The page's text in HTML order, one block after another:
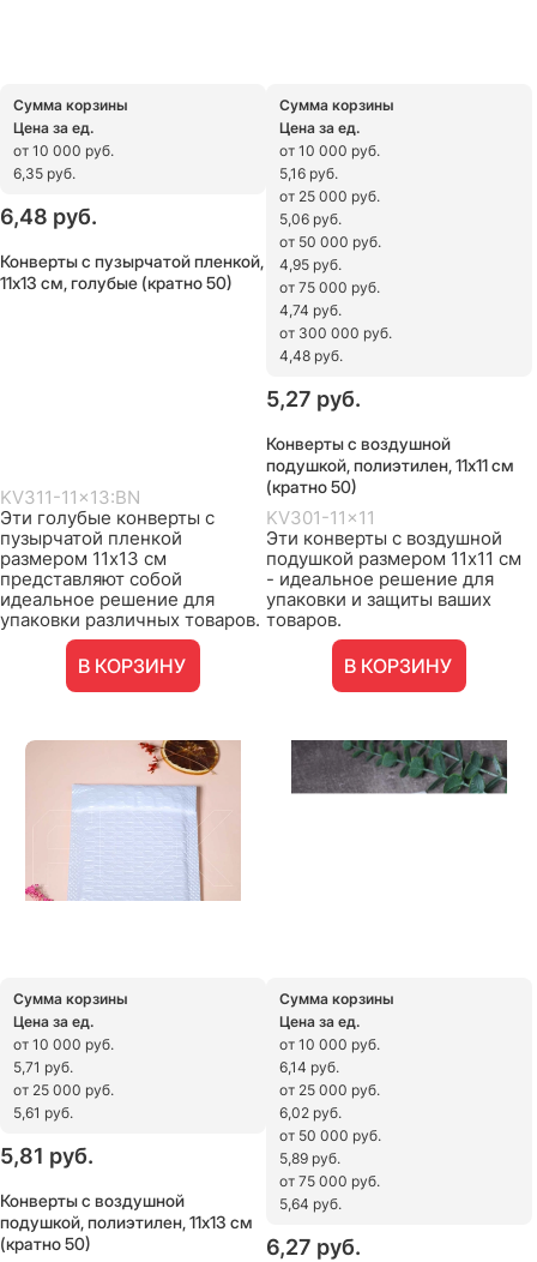
Сумма корзины
Цена за ед.
от 10 000 руб.
6,35 руб.
6,48 руб.
Конверты с пузырчатой пленкой,
11х13 см, голубые (кратно 50)
KV311-11x13:BN
Эти голубые конверты с
пузырчатой пленкой
размером 11х13 см
представляют собой
идеальное решение для
упаковки различных товаров.
В КОРЗИНУ
Сумма корзины
Цена за ед.
от 10 000 руб.
5,16 руб.
от 25 000 руб.
5,06 руб.
от 50 000 руб.
4,95 руб.
от 75 000 руб.
4,74 руб.
от 300 000 руб.
4,48 руб.
5,27 руб.
Конверты с воздушной
подушкой, полиэтилен, 11х11 см
(кратно 50)
KV301-11x11
Эти конверты с воздушной
подушкой размером 11х11 см
- идеальное решение для
упаковки и защиты ваших
товаров.
В КОРЗИНУ
Сумма корзины
Цена за ед.
от 10 000 руб.
5,71 руб.
от 25 000 руб.
5,61 руб.
5,81 руб.
Конверты с воздушной
подушкой, полиэтилен, 11х13 см
(кратно 50)
Сумма корзины
Цена за ед.
от 10 000 руб.
6,14 руб.
от 25 000 руб.
6,02 руб.
от 50 000 руб.
5,89 руб.
от 75 000 руб.
5,64 руб.
6,27 руб.